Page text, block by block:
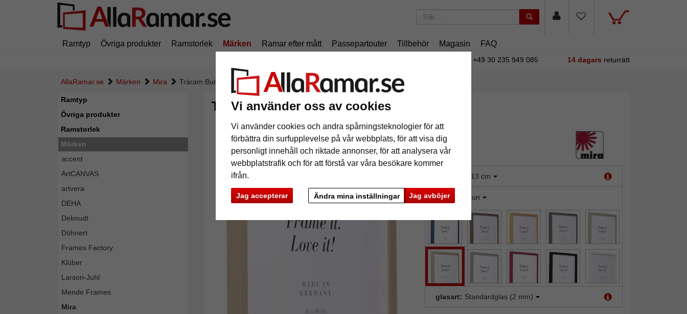
Vi använder oss av cookies
Vi använder cookies och andra spårningsteknologier för att
förbättra din surfupplevelse på vår webbplats, för att visa dig
personligt innehåll och riktade annonser, för att analysera vår
webbplatstrafik och för att förstå var våra besökare kommer
ifrån.
Jag accepterar Jag avböjer
Ändra mina inställningar
Ramtyp Övriga produkter Ramstorlek Märken Ramar efter mått Passepartouter Tillbehör Magasin FAQ
+49 30 235 949 085 14 dagars returrätt
AllaRamar.se Märken Mira Träram Burgund med distanslist
Ramtyp
Övriga produkter
Ramstorlek
Märken
accent
ArtCANVAS
artvera
DEHA
Deknudt
Döhnert
Frames Factory
Klüber
Larson-Juhl
Mende Frames
Mira
Träram Burgund med distanslist
9x13 cm
färg: ljusbrun
glasart: Standardglas (2 mm)